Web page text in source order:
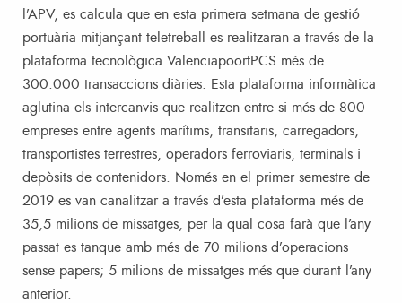
l’APV, es calcula que en esta primera setmana de gestió
portuària mitjançant teletreball es realitzaran a través de la
plataforma tecnològica ValenciapoortPCS més de
300.000 transaccions diàries. Esta plataforma informàtica
aglutina els intercanvis que realitzen entre si més de 800
empreses entre agents marítims, transitaris, carregadors,
transportistes terrestres, operadors ferroviaris, terminals i
depòsits de contenidors. Només en el primer semestre de
2019 es van canalitzar a través d’esta plataforma més de
35,5 milions de missatges, per la qual cosa farà que l’any
passat es tanque amb més de 70 milions d’operacions
sense papers; 5 milions de missatges més que durant l’any
anterior.